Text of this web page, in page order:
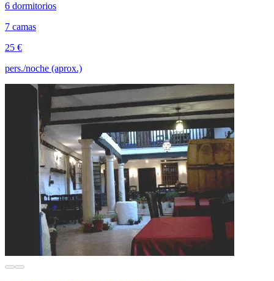
6 dormitorios
7 camas
25 €
pers./noche (aprox.)